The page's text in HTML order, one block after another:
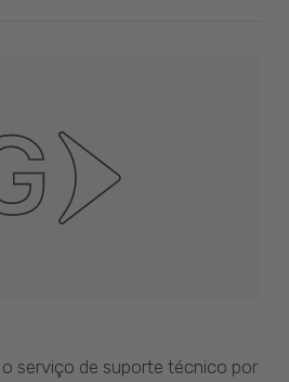
o serviço de suporte técnico por